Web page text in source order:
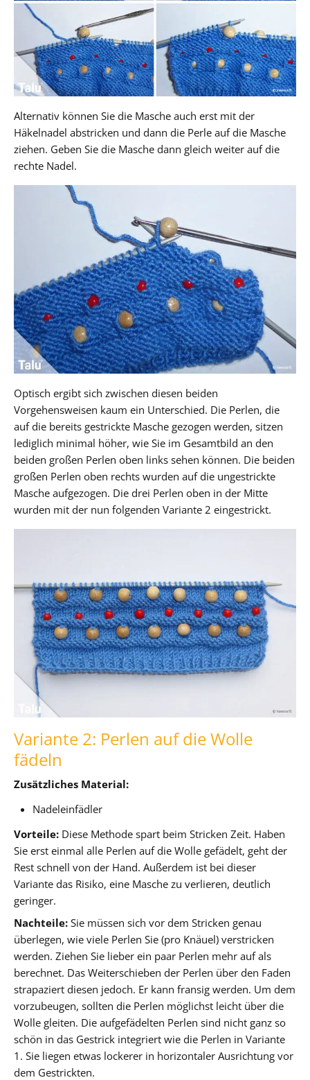
Alternativ können Sie die Masche auch erst mit der
Häkelnadel abstricken und dann die Perle auf die Masche
ziehen. Geben Sie die Masche dann gleich weiter auf die
rechte Nadel.
Optisch ergibt sich zwischen diesen beiden
Vorgehensweisen kaum ein Unterschied. Die Perlen, die
auf die bereits gestrickte Masche gezogen werden, sitzen
lediglich minimal höher, wie Sie im Gesamtbild an den
beiden großen Perlen oben links sehen können. Die beiden
großen Perlen oben rechts wurden auf die ungestrickte
Masche aufgezogen. Die drei Perlen oben in der Mitte
wurden mit der nun folgenden Variante 2 eingestrickt.
Variante 2: Perlen auf die Wolle
fädeln
Zusätzliches Material:
Nadeleinfädler
Vorteile: Diese Methode spart beim Stricken Zeit. Haben
Sie erst einmal alle Perlen auf die Wolle gefädelt, geht der
Rest schnell von der Hand. Außerdem ist bei dieser
Variante das Risiko, eine Masche zu verlieren, deutlich
geringer.
Nachteile: Sie müssen sich vor dem Stricken genau
überlegen, wie viele Perlen Sie (pro Knäuel) verstricken
werden. Ziehen Sie lieber ein paar Perlen mehr auf als
berechnet. Das Weiterschieben der Perlen über den Faden
strapaziert diesen jedoch. Er kann fransig werden. Um dem
vorzubeugen, sollten die Perlen möglichst leicht über die
Wolle gleiten. Die aufgefädelten Perlen sind nicht ganz so
schön in das Gestrick integriert wie die Perlen in Variante
1. Sie liegen etwas lockerer in horizontaler Ausrichtung vor
dem Gestrickten.